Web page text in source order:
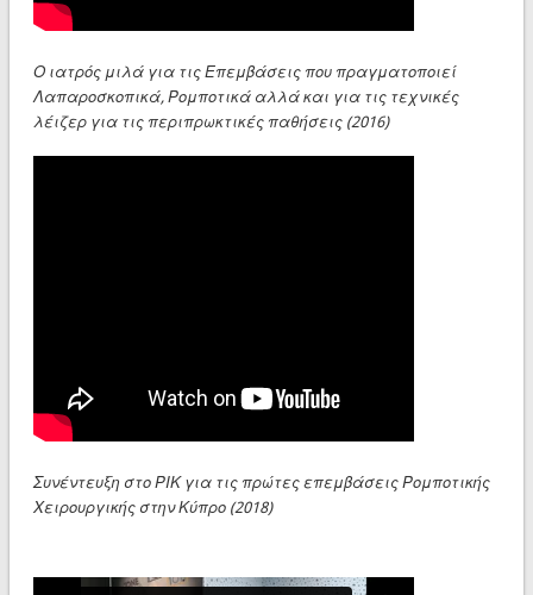
Ο ιατρός μιλά για τις Επεμβάσεις που πραγματοποιεί
Λαπαροσκοπικά, Ρομποτικά αλλά και για τις τεχνικές
λέιζερ για τις περιπρωκτικές παθήσεις (2016)
Συνέντευξη στο ΡΙΚ για τις πρώτες επεμβάσεις Ρομποτικής
Χειρουργικής στην Κύπρο (2018)